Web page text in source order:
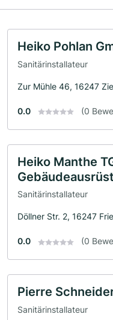
Heiko Pohlan
Sanitärinstallateur
Zur Mühle 46, 16247
0.0 (0
Heiko Manthe
Sanitärinstallateur
Döllner Str. 2, 16247
0.0 (0
Pierre
Sanitärinstallateur